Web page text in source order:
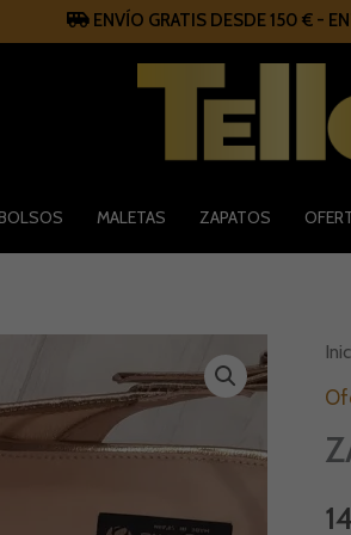
ENVÍO GRATIS DESDE 150 € -
MALETAS ZAPATOS